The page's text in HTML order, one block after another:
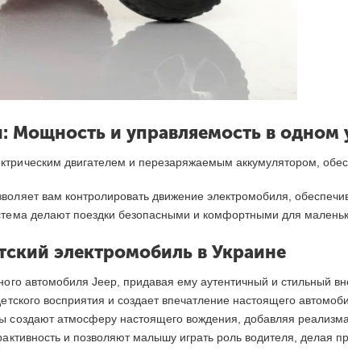
Мощность и управляемость в одном
двигателем и перезаряжаемым аккумулятором,
вам контролировать движение электромобиля,
делают поездки безопасными и комфортными для
электромобиль в Украине
автомобиля Jeep, придавая ему аутентичный и стильный
восприятия и создает впечатление настоящего
создают атмосферу настоящего вождения, добавляя
и позволяют малышу играть роль водителя, делая